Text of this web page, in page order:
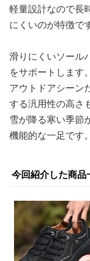
軽量設計なので長
にくいのが特徴です
滑りにくいソール
をサポートします。
アウトドアシーン
する汎用性の高さ
雪が降る寒い季節
機能的な一足です。
今回紹介した商品